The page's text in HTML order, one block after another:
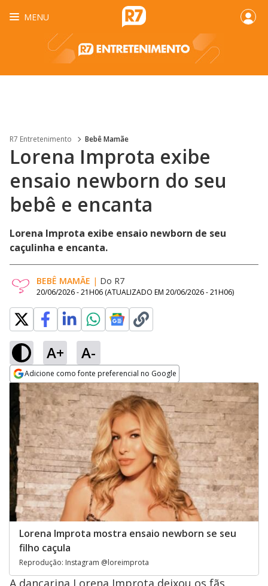
MENU
R7 Entretenimento Bebê Mamãe
Lorena Improta exibe
ensaio newborn do seu
bebê e encanta
Lorena Improta exibe ensaio newborn de seu
caçulinha e encanta.
BEBÊ MAMÃE | Do R7
20/06/2026 - 21H06 (ATUALIZADO EM 20/06/2026 - 21H06)
A+ A-
Adicione como fonte preferencial no Google
Opens in new window
Lorena Improta mostra ensaio newborn se seu
filho caçula
Reprodução: Instagram @loreimprota
A dançarina Lorena Improta deixou os fãs